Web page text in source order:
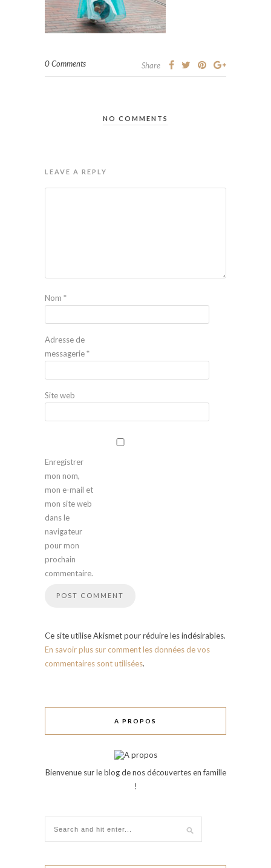
0 Comments Share
NO COMMENTS
LEAVE A REPLY
Nom *
Adresse de
messagerie*
Site web
Enregistrer
mon nom,
mon e-mail et
mon site web
dans le
navigateur
pour mon
prochain
commentaire.
Ce site utilise Akismet pour réduire les indésirables.
En savoir plus sur comment les données de vos
commentaires sont utilisées.
A PROPOS
Bienvenue sur le blog de nos découvertes en famille
!